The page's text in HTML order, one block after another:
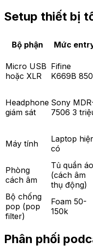
Setup thiết bị
Bộ phận Mức
Micro USB
hoặc XLR
Fifine
K669B
Headphone
giám sát
Sony
7506 3
Máy tính
Laptop
có
Phòng
cách âm
Tủ quần áo
(cách âm
thụ động)
Bộ chống
pop (pop
filter)
Foam 50-
150k
Phân phối